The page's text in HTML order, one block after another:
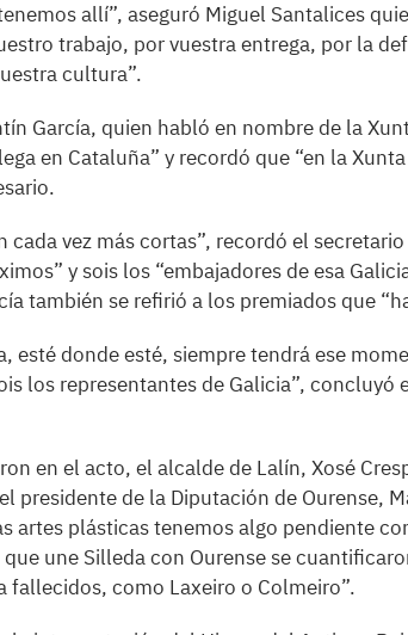
allí”, aseguró Miguel Santalices
trabajo, por vuestra entrega, por la
cultura”.
García, quien habló en nombre de la
en Cataluña” y recordó que “en la
cada vez más cortas”, recordó el
y sois los “embajadores de esa
también se refirió a los premiados que
esté donde esté, siempre tendrá ese
los representantes de Galicia”, concluyó
en el acto, el alcalde de Lalín, Xosé
presidente de la Diputación de Ourense,
artes plásticas tenemos algo pendiente
une Silleda con Ourense se
fallecidos, como Laxeiro o Colmeiro”.